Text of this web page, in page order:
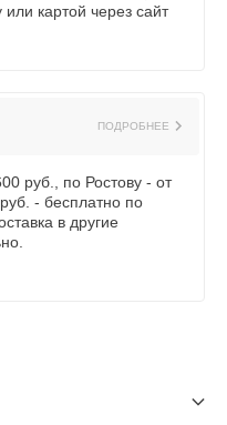
картой через сайт
ПОДРОБНЕЕ
руб., по Ростову - от
- бесплатно по
в другие